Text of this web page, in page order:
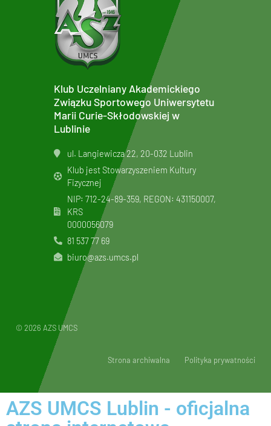
Klub Uczelniany Akademickiego
Związku Sportowego Uniwersytetu
Marii Curie-Skłodowskiej w
Lublinie
ul. Langiewicza 22, 20-032 Lublin
Klub jest Stowarzyszeniem Kultury
Fizycznej
NIP: 712-24-89-359, REGON: 431150007,
KRS
0000056079
81 537 77 69
biuro@azs.umcs.pl
© 2026 AZS UMCS
Strona archiwalna Polityka prywatności
AZS UMCS Lublin - oficjalna